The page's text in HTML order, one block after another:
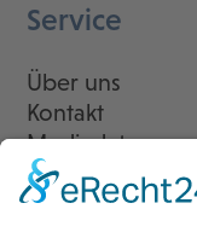
Service
Über uns
Kontakt
Mediadaten
Newsletter
LogIn